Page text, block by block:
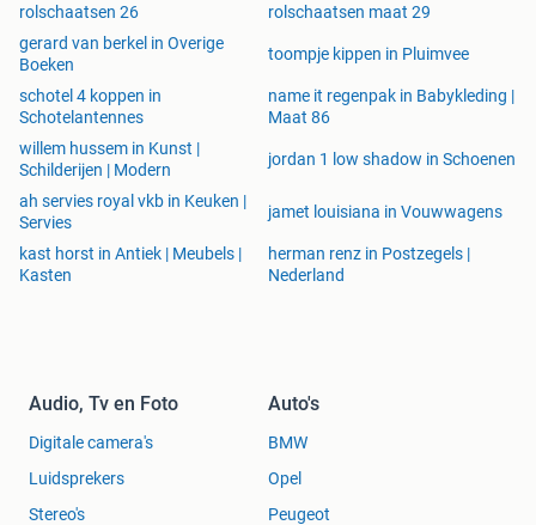
rolschaatsen 26
rolschaatsen maat 29
gerard van berkel in Overige
Boeken
toompje kippen in Pluimvee
schotel 4 koppen in
Schotelantennes
name it regenpak in Babykleding |
Maat 86
willem hussem in Kunst |
Schilderijen | Modern
jordan 1 low shadow in Schoenen
ah servies royal vkb in Keuken |
Servies
jamet louisiana in Vouwwagens
kast horst in Antiek | Meubels |
Kasten
herman renz in Postzegels |
Nederland
Audio, Tv en Foto
Digitale camera's
Luidsprekers
Stereo's
Auto's
BMW
Opel
Peugeot